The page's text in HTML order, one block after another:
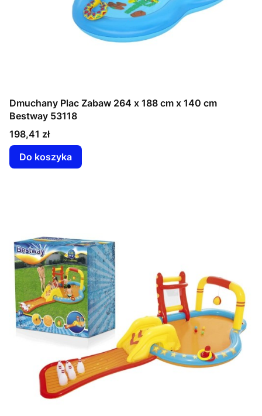
Dmuchany Plac Zabaw 264 x 188 cm x 140 cm
Bestway 53118
Cena
198,41 zł
Do koszyka